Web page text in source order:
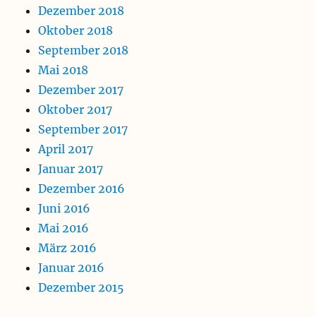
Dezember 2018
Oktober 2018
September 2018
Mai 2018
Dezember 2017
Oktober 2017
September 2017
April 2017
Januar 2017
Dezember 2016
Juni 2016
Mai 2016
März 2016
Januar 2016
Dezember 2015